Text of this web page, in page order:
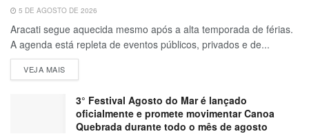
5 DE AGOSTO DE 2026
Aracati segue aquecida mesmo após a alta temporada de férias.
A agenda está repleta de eventos públicos, privados e de...
VEJA MAIS
3° Festival Agosto do Mar é lançado
oficialmente e promete movimentar Canoa
Quebrada durante todo o mês de agosto